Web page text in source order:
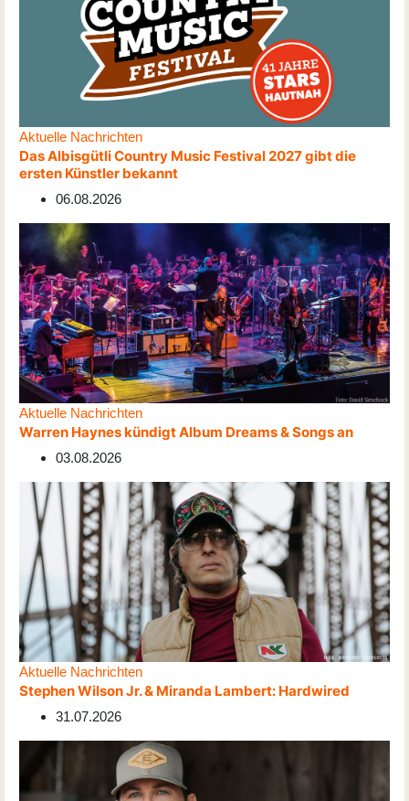
Aktuelle Nachrichten
Das Albisgütli Country Music Festival 2027 gibt die
ersten Künstler bekannt
06.08.2026
Aktuelle Nachrichten
Warren Haynes kündigt Album Dreams & Songs an
03.08.2026
Aktuelle Nachrichten
Stephen Wilson Jr. & Miranda Lambert: Hardwired
31.07.2026